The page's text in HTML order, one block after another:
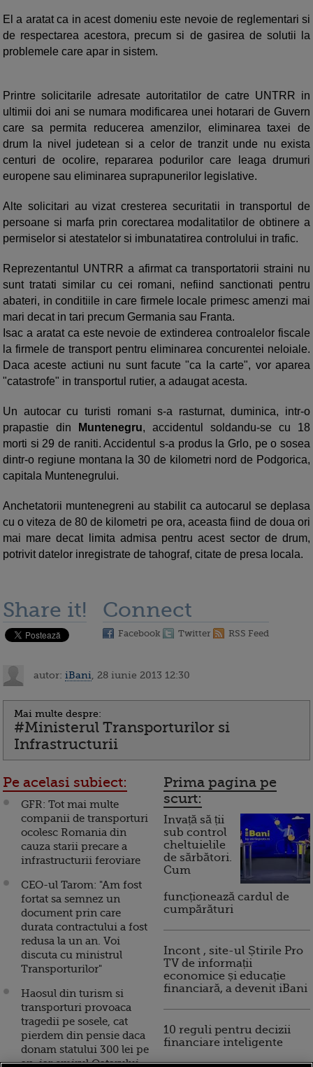
El a aratat ca in acest domeniu este nevoie de reglementari si
de respectarea acestora, precum si de gasirea de solutii la
problemele care apar in sistem.
Printre solicitarile adresate autoritatilor de catre UNTRR in
ultimii doi ani se numara modificarea unei hotarari de Guvern
care sa permita reducerea amenzilor, eliminarea taxei de
drum la nivel judetean si a celor de tranzit unde nu exista
centuri de ocolire, repararea podurilor care leaga drumuri
europene sau eliminarea suprapunerilor legislative.
Alte solicitari au vizat cresterea securitatii in transportul de
persoane si marfa prin corectarea modalitatilor de obtinere a
permiselor si atestatelor si imbunatatirea controlului in trafic.
Reprezentantul UNTRR a afirmat ca transportatorii straini nu
sunt tratati similar cu cei romani, nefiind sanctionati pentru
abateri, in conditiile in care firmele locale primesc amenzi mai
mari decat in tari precum Germania sau Franta.
Isac a aratat ca este nevoie de extinderea controalelor fiscale
la firmele de transport pentru eliminarea concurentei neloiale.
Daca aceste actiuni nu sunt facute "ca la carte", vor aparea
"catastrofe" in transportul rutier, a adaugat acesta.
Un autocar cu turisti romani s-a rasturnat, duminica, intr-o
prapastie din
Muntenegru, accidentul soldandu-se cu 18
morti si 29 de raniti. Accidentul s-a produs la Grlo, pe o sosea
dintr-o regiune montana la 30 de kilometri nord de Podgorica,
capitala Muntenegrului.
Anchetatorii muntenegreni au stabilit ca autocarul se deplasa
cu o viteza de 80 de kilometri pe ora, aceasta fiind de doua ori
mai mare decat limita admisa pentru acest sector de drum,
potrivit datelor inregistrate de tahograf, citate de presa locala.
Share it! Connect
Facebook Twitter RSS Feed
autor: iBani , 28 iunie 2013 12:30
Mai multe despre:
#Ministerul Transporturilor si
Infrastructurii
Pe acelasi subiect:
GFR: Tot mai multe
companii de transporturi
ocolesc Romania din
cauza starii precare a
infrastructurii feroviare
CEO-ul Tarom: "Am fost
fortat sa semnez un
document prin care
durata contractului a fost
redusa la un an. Voi
discuta cu ministrul
Transporturilor"
Haosul din turism si
transporturi provoaca
tragedii pe sosele, cat
pierdem din pensie daca
donam statului 300 lei pe
an, iar emirul Qatarului
Prima pagina pe
scurt:
Invață să ții
sub control
cheltuielile
de sărbători.
Cum
funcționează cardul de
cumpărături
Incont , site-ul Știrile Pro
TV de informații
economice și educație
financiară, a devenit iBani
10 reguli pentru decizii
financiare inteligente